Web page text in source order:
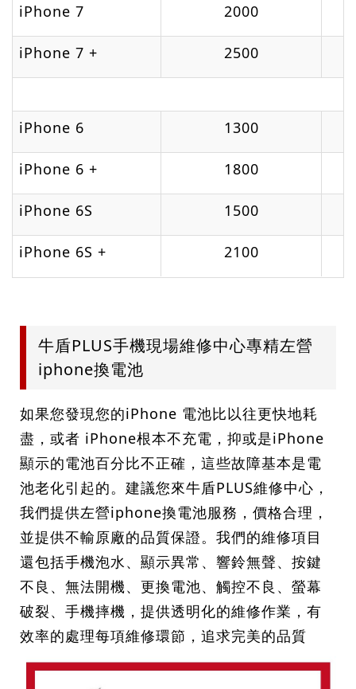
iPhone 7 2000
iPhone 7 + 2500
iPhone 6 1300
iPhone 6 + 1800
iPhone 6S 1500
iPhone 6S + 2100
牛盾PLUS手機現場維修中心專精左營
iphone換電池
如果您發現您的iPhone 電池比以往更快地耗
盡，或者 iPhone根本不充電，抑或是iPhone
顯示的電池百分比不正確，這些故障基本是電
池老化引起的。建議您來牛盾PLUS維修中心，
我們提供左營iphone換電池服務，價格合理，
並提供不輸原廠的品質保證。我們的維修項目
還包括手機泡水、顯示異常、響鈴無聲、按鍵
不良、無法開機、更換電池、觸控不良、螢幕
破裂、手機摔機，提供透明化的維修作業，有
效率的處理每項維修環節，追求完美的品質